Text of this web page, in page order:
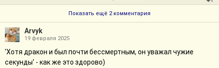
Показать ещё 2 комментария
Arvyk
19 февраля 2025
'Хотя дракон и был почти бессмертным, он уважал чужие
секунды' - как же это здорово)